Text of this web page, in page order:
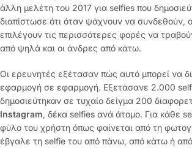
άλλη μελέτη του 2017 για selfies που
διαπίστωσε ότι όταν ψάχνουν να συνδεθούν,
επιλέγουν τις περισσότερες φορές να
από ψηλά και οι άνδρες από κάτω.
Οι ερευνητές εξέτασαν πώς αυτό μπορεί να
εφαρμογή σε εφαρμογή. Εξετάσανε 2.000
δημοσιεύτηκαν σε τυχαίο δείγμα 200
Instagram, δέκα selfies ανά άτομο. Για κάθε
φύλο του χρήστη όπως φαίνεται από τη
έβγαλε τη selfie του από πάνω, από κάτω ή